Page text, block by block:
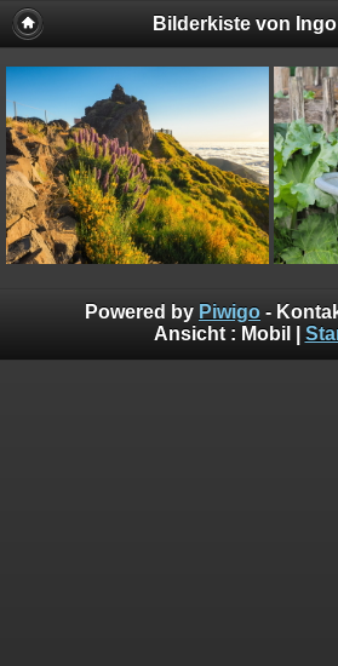
Bilderkiste von
Powered by Piwigo -
Ansicht : Mobil